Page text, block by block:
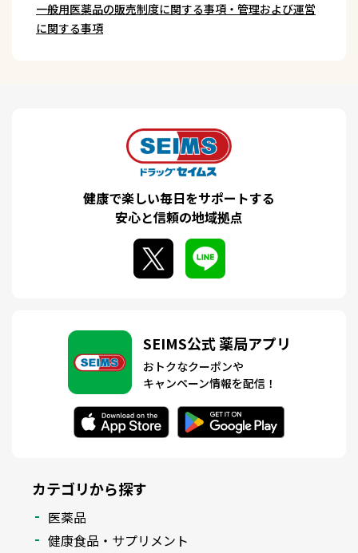
一般用医薬品の販売制度に関する事項・管理および運営
に関する事項
健康で楽しい毎日をサポートする
安心と信頼の地域拠点
SEIMS公式 薬局アプリ
おトクなクーポンや
キャンペーン情報を配信！
カテゴリから探す
医薬品
健康食品・サプリメント